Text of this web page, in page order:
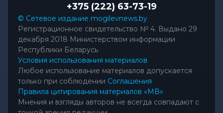
+375 (222) 63-73-19
© Сетевое издание mogilevnews.by
Регистрационное свидетельство № 4. Выдано 29
декабря 2018 Министерством информации
Республики Беларусь
Условия использования материалов
Любое использование материалов допускается
только при соблюдении Соглашения
Правила цитирования материалов «МВ»
Мнения и взгляды авторов не всегда совпадают с